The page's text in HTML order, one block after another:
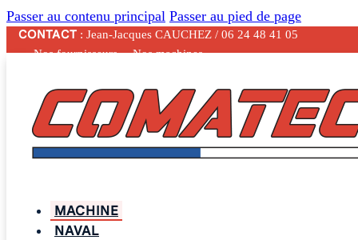
Passer au contenu principal Passer au pied de page
CONTACT : Jean-Jacques CAUCHEZ / 06 24 48 41 05
— Nos fournisseurs— Nos machines
MACHINE
NAVAL